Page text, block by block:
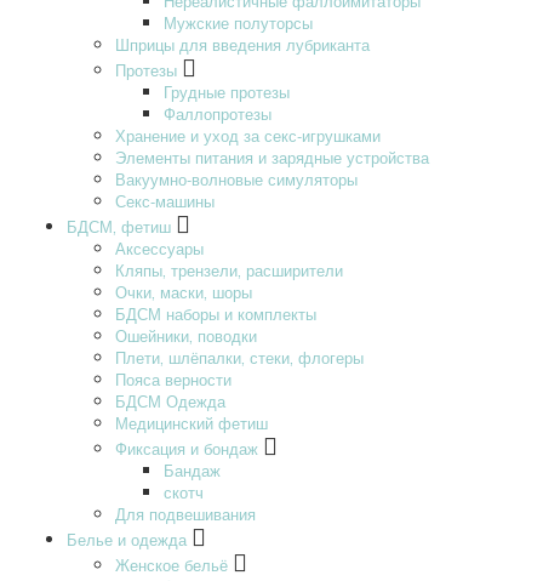
Мужские полуторсы
Шприцы для введения лубриканта
Протезы
Грудные протезы
Фаллопротезы
Хранение и уход за секс-игрушками
Элементы питания и зарядные устройства
Вакуумно-волновые симуляторы
Секс-машины
БДСМ‚ фетиш
Аксессуары
Кляпы‚ трензели‚ расширители
Очки‚ маски‚ шоры
БДСМ наборы и комплекты
Ошейники‚ поводки
Плети‚ шлёпалки‚ стеки‚ флогеры
Пояса верности
БДСМ Одежда
Медицинский фетиш
Фиксация и бондаж
Бандаж
скотч
Для подвешивания
Белье и одежда
Женское бельё